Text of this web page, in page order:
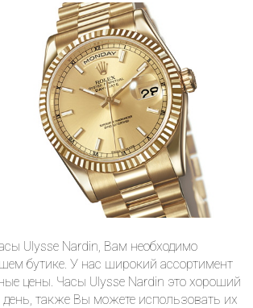
Ulysse Nardin, Вам необходимо
бутике. У нас широкий ассортимент
цены. Часы Ulysse Nardin это хороший
также Вы можете использовать их